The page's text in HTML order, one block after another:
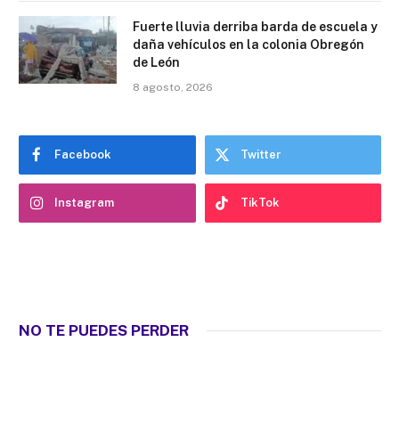
Fuerte lluvia derriba barda de escuela y
daña vehículos en la colonia Obregón
de León
8 agosto, 2026
Facebook Twitter
Instagram TikTok
NO TE PUEDES PERDER